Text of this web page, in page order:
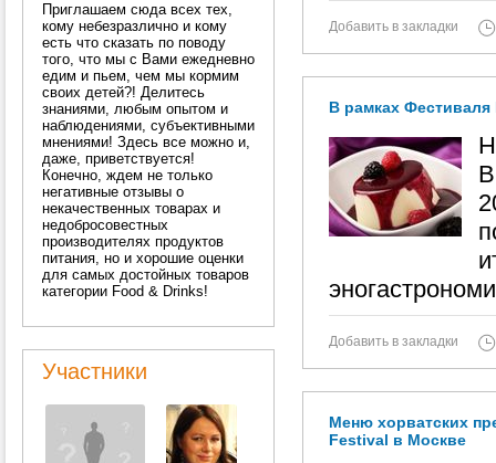
Приглашаем сюда всех тех,
кому небезразлично и кому
есть что сказать по поводу
того, что мы с Вами ежедневно
едим и пьем, чем мы кормим
своих детей?! Делитесь
знаниями, любым опытом и
наблюдениями, субъективными
мнениями! Здесь все можно и,
даже, приветствуется!
Конечно, ждем не только
негативные отзывы о
некачественных товарах и
недобросовестных
производителях продуктов
питания, но и хорошие оценки
для самых достойных товаров
категории Food & Drinks!
Участники
Добавить в закладки
В рамках Фестиваля
Добавить в закладки
Меню хорватских
Festival в Москве